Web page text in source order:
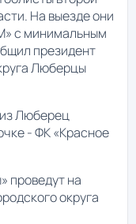
На выезде они
с минимальным
президент
Люберцы
Люберец
- ФК «Красное
проведут на
округа